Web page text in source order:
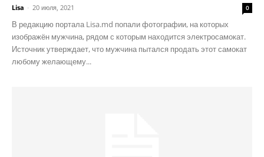
Lisa - 20 июля, 2021 0
В редакцию портала Lisa.md попали фотографии, на которых
изображён мужчина, рядом с которым находится электросамокат.
Источник утверждает, что мужчина пытался продать этот самокат
любому желающему...